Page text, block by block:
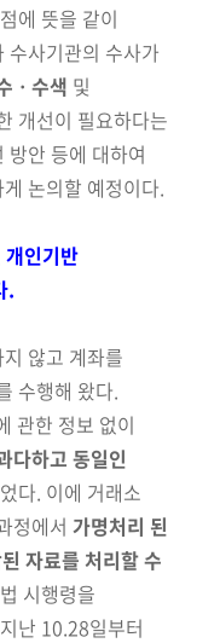
에 뜻을 같이
수사기관의 수사가
ㆍ수색 및
개선이 필요하다는
방안 등에 대하여
논의할 예정이다.
인기반
.
않고 계좌를
수행해 왔다.
관한 정보 없이
다하고 동일인
다. 이에 거래소
정에서 가명처리 된
자료를 처리할 수
시행령을
지난 10.28일부터